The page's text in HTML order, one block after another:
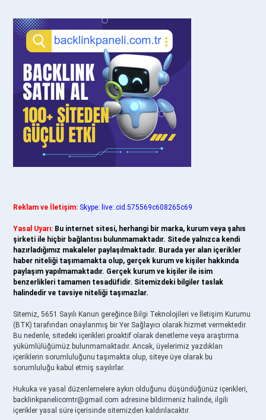
Reklam ve İletişim: Skype: live:.cid.575569c608265c69
Yasal Uyarı: Bu internet sitesi, herhangi bir marka, kurum veya şahıs
şirketi ile hiçbir bağlantısı bulunmamaktadır. Sitede yalnızca kendi
hazırladığımız makaleler paylaşılmaktadır. Burada yer alan içerikler
haber niteliği taşımamakta olup, gerçek kurum ve kişiler hakkında
paylaşım yapılmamaktadır. Gerçek kurum ve kişiler ile isim
benzerlikleri tamamen tesadüfidir. Sitemizdeki bilgiler taslak
halindedir ve tavsiye niteliği taşımazlar.
Sitemiz, 5651 Sayılı Kanun gereğince Bilgi Teknolojileri ve İletişim Kurumu
(BTK) tarafından onaylanmış bir Yer Sağlayıcı olarak hizmet vermektedir.
Bu nedenle, sitedeki içerikleri proaktif olarak denetleme veya araştırma
yükümlülüğümüz bulunmamaktadır. Ancak, üyelerimiz yazdıkları
içeriklerin sorumluluğunu taşımakta olup, siteye üye olarak bu
sorumluluğu kabul etmiş sayılırlar.
Hukuka ve yasal düzenlemelere aykırı olduğunu düşündüğünüz içerikleri,
backlinkpanelicomtr@gmail.com adresine bildirmeniz halinde, ilgili
içerikler yasal süre içerisinde sitemizden kaldırılacaktır.